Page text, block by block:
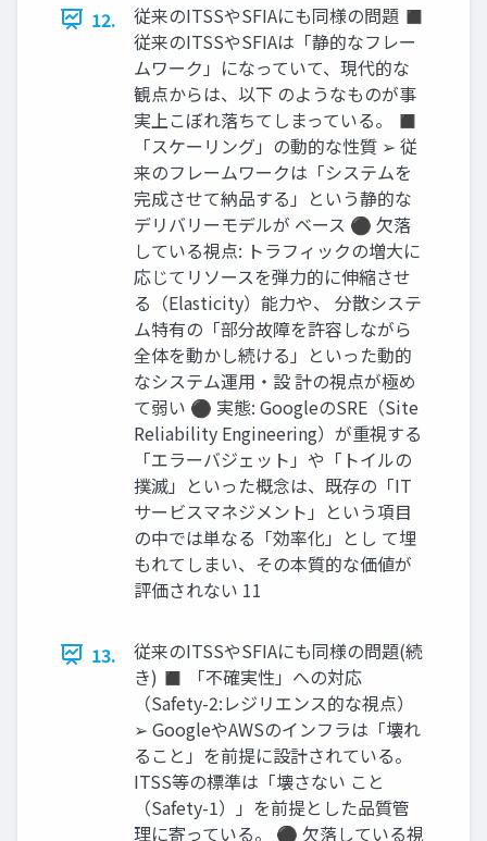
12.
従来のITSSやSFIAにも同様の問題 ◼
従来のITSSやSFIAは「静的なフレー
ムワーク」になっていて、現代的な
観点からは、以下 のようなものが事
実上こぼれ落ちてしまっている。 ◼
「スケーリング」の動的な性質 ➢ 従
来のフレームワークは「システムを
完成させて納品する」という静的な
デリバリーモデルが ベース ⚫ 欠落
している視点: トラフィックの増大に
応じてリソースを弾力的に伸縮させ
る（Elasticity）能力や、 分散システ
ム特有の「部分故障を許容しながら
全体を動かし続ける」といった動的
なシステム運用・設 計の視点が極め
て弱い ⚫ 実態: GoogleのSRE（Site
Reliability Engineering）が重視する
「エラーバジェット」や「トイルの
撲滅」といった概念は、既存の「IT
サービスマネジメント」という項目
の中では単なる「効率化」とし て埋
もれてしまい、その本質的な価値が
評価されない 11
13.
従来のITSSやSFIAにも同様の問題(続
き) ◼ 「不確実性」への対応
（Safety-2:レジリエンス的な視点）
➢ GoogleやAWSのインフラは「壊れ
ること」を前提に設計されている。
ITSS等の標準は「壊さない こと
（Safety-1）」を前提とした品質管
理に寄っている。 ⚫ 欠落している視